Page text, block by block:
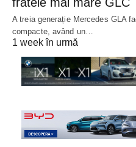
A treia generație Mercedes GLA
compacte, având un…
1 week în urmă